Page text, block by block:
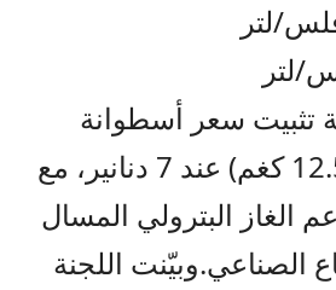
تثبيت سعر أسطوانة
الغاز المنزلي (12.5 كغم) عند 7 دنانير، مع
الغاز البترولي المسال
اللجنة